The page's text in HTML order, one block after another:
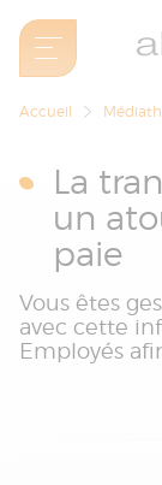
Accueil
La
un
paie
Vous êtes
avec cette
Employés